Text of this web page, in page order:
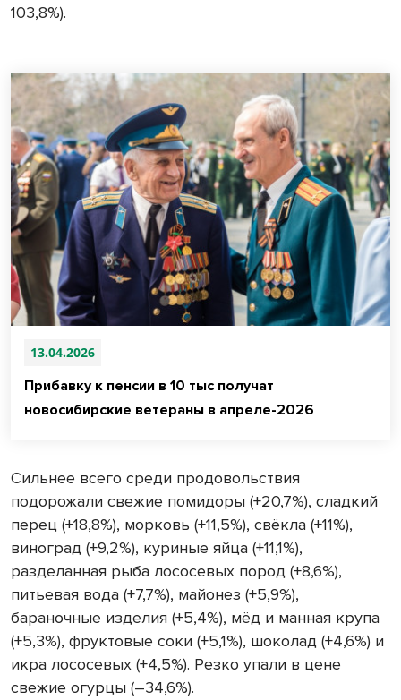
103,8%).
13.04.2026
Прибавку к пенсии в 10 тыс получат
новосибирские ветераны в апреле-2026
Сильнее всего среди продовольствия
подорожали свежие помидоры (+20,7%), сладкий
перец (+18,8%), морковь (+11,5%), свёкла (+11%),
виноград (+9,2%), куриные яйца (+11,1%),
разделанная рыба лососевых пород (+8,6%),
питьевая вода (+7,7%), майонез (+5,9%),
бараночные изделия (+5,4%), мёд и манная крупа
(+5,3%), фруктовые соки (+5,1%), шоколад (+4,6%) и
икра лососевых (+4,5%). Резко упали в цене
свежие огурцы (–34,6%).